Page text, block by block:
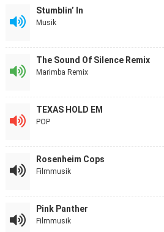
Stumblin’ In
Musik
The Sound Of Silence Remix
Marimba Remix
TEXAS HOLD EM
POP
Rosenheim Cops
Filmmusik
Pink Panther
Filmmusik